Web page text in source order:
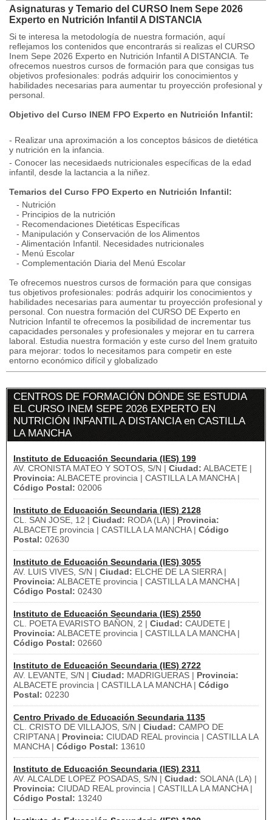
Asignaturas y Temario del CURSO Inem Sepe 2026
Experto en Nutrición Infantil A DISTANCIA
Si te interesa la metodología de nuestra formación, aquí
reflejamos los contenidos que encontrarás si realizas el CURSO
Inem Sepe 2026 Experto en Nutrición Infantil A DISTANCIA. Te
ofrecemos nuestros cursos de formación para que consigas tus
objetivos profesionales: podrás adquirir los conocimientos y
habilidades necesarias para aumentar tu proyección profesional y
personal.
Objetivo del Curso INEM FPO Experto en Nutrición Infantil:
- Realizar una aproximación a los conceptos básicos de dietética
y nutrición en la infancia.
- Conocer las necesidaeds nutricionales específicas de la edad
infantil, desde la lactancia a la niñez.
Temarios del Curso FPO Experto en Nutrición Infantil:
- Nutrición
- Principios de la nutrición
- Recomendaciones Dietéticas Específicas
- Manipulación y Conservación de los Alimentos
- Alimentación Infantil. Necesidades nutricionales
- Menú Escolar
- Complementación Diaria del Menú Escolar
Te ofrecemos nuestros cursos de formación para que consigas
tus objetivos profesionales: podrás adquirir los conocimientos y
habilidades necesarias para aumentar tu proyección profesional y
personal. Con nuestra formación del CURSO DE Experto en
Nutricion Infantil te ofrecemos la posibilidad de incrementar tus
capacidades personales y profesionales y mejorar en tu carrera
laboral. Estudia nuestra formación y este curso del Inem gratuito
para mejorar: todos lo necesitamos para competir en este
entorno económico difícil y globalizado
CENTROS DE FORMACIÓN DÓNDE SE ESTUDIA
EL CURSO INEM SEPE 2026 EXPERTO EN
NUTRICIÓN INFANTIL A DISTANCIA en CASTILLA
LA MANCHA
Instituto de Educación Secundaria (IES) 199
AV. CRONISTA MATEO Y SOTOS, S/N | Ciudad: ALBACETE |
Provincia: ALBACETE provincia | CASTILLA LA MANCHA |
Código Postal: 02006
Instituto de Educación Secundaria (IES) 2128
CL. SAN JOSE, 12 | Ciudad: RODA (LA) | Provincia:
ALBACETE provincia | CASTILLA LA MANCHA | Código
Postal: 02630
Instituto de Educación Secundaria (IES) 3055
AV. LUIS VIVES, S/N | Ciudad: ELCHE DE LA SIERRA |
Provincia: ALBACETE provincia | CASTILLA LA MANCHA |
Código Postal: 02430
Instituto de Educación Secundaria (IES) 2550
CL. POETA EVARISTO BAÑON, 2 | Ciudad: CAUDETE |
Provincia: ALBACETE provincia | CASTILLA LA MANCHA |
Código Postal: 02660
Instituto de Educación Secundaria (IES) 2722
AV. LEVANTE, S/N | Ciudad: MADRIGUERAS | Provincia:
ALBACETE provincia | CASTILLA LA MANCHA | Código
Postal: 02230
Centro Privado de Educación Secundaria 1135
CL. CRISTO DE VILLAJOS, S/N | Ciudad: CAMPO DE
CRIPTANA | Provincia: CIUDAD REAL provincia | CASTILLA LA
MANCHA | Código Postal: 13610
Instituto de Educación Secundaria (IES) 2311
AV. ALCALDE LOPEZ POSADAS, S/N | Ciudad: SOLANA (LA) |
Provincia: CIUDAD REAL provincia | CASTILLA LA MANCHA |
Código Postal: 13240